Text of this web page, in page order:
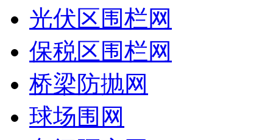
光伏区围栏网
保税区围栏网
桥梁防抛网
球场围网